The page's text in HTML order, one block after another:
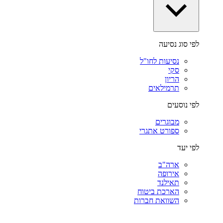
לפי סוג נסיעה
נסיעות לחו"ל
סקי
הריון
תרמילאים
לפי נוסעים
מבוגרים
ספורט אתגרי
לפי יעד
ארה"ב
אירופה
תאילנד
הארכת ביטוח
השוואת חברות